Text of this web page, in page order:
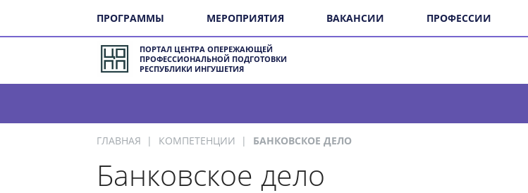
ПРОГРАММЫ МЕРОПРИЯТИЯ ВАКАНСИИ ПРОФЕССИИ
ПОРТАЛ ЦЕНТРА ОПЕРЕЖАЮЩЕЙ
ПРОФЕССИОНАЛЬНОЙ ПОДГОТОВКИ
РЕСПУБЛИКИ ИНГУШЕТИЯ
ГЛАВНАЯ КОМПЕТЕНЦИИ БАНКОВСКОЕ ДЕЛО
Банковское дело